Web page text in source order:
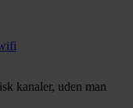
kanaler, uden man